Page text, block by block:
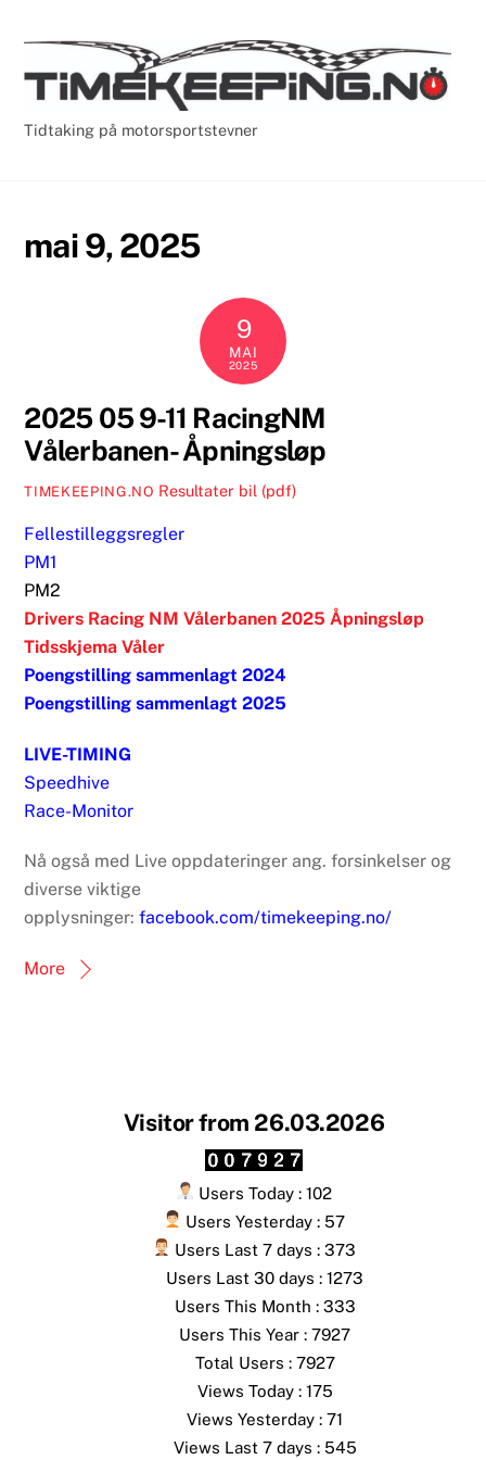
content
Tidtaking på motorsportstevner
mai 9, 2025
9
MAI
2025
2025 05 9-11 RacingNM
Vålerbanen- Åpningsløp
TIMEKEEPING.NO Resultater bil (pdf)
Fellestilleggsregler
PM1
PM2
Drivers Racing NM Vålerbanen 2025 Åpningsløp
Tidsskjema Våler
Poengstilling sammenlagt 2024
Poengstilling sammenlagt 2025
LIVE-TIMING
Speedhive
Race-Monitor
Nå også med Live oppdateringer ang. forsinkelser og
diverse viktige
opplysninger:facebook.com/timekeeping.no/
More
Visitor from 26.03.2026
Users Today : 102
Users Yesterday : 57
Users Last 7 days : 373
Users Last 30 days : 1273
Users This Month : 333
Users This Year : 7927
Total Users : 7927
Views Today : 175
Views Yesterday : 71
Views Last 7 days : 545